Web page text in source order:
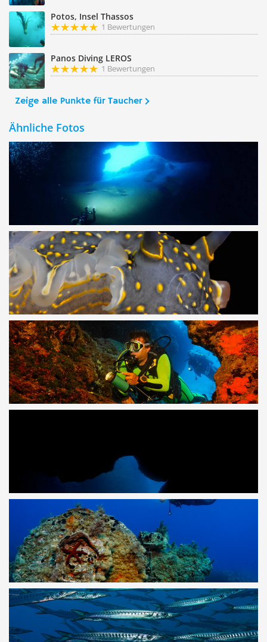
Potos, Insel Thassos
1 Bewertungen
Panos Diving LEROS
1 Bewertungen
Zeige alle Punkte für Taucher
Ähnliche Fotos